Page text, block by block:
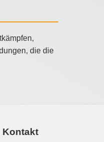
die die
Kontakt